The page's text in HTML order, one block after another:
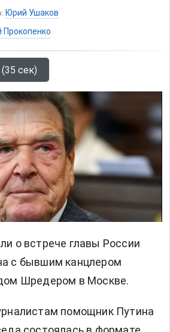
Юрий Ушаков
Прокопенко
сек)
о встрече главы России
с бывшим канцлером
Шредером в Москве.
помощник Путина